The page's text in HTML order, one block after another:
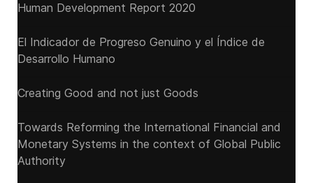
Human Development Report 2020
El Indicador de Progreso Genuino y el Índice de
Desarrollo Humano
Creating Good and not just Goods
Towards Reforming the International Financial and
Monetary Systems in the context of Global Public
Authority